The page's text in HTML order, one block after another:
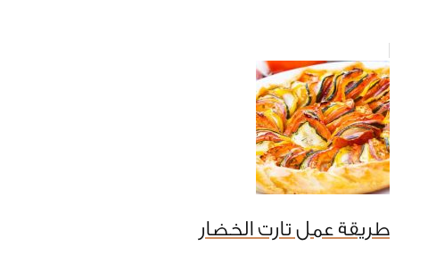
طريقة عمل تارت الخضار